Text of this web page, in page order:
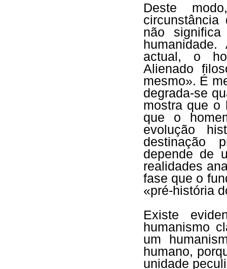
Deste
não
actual, o
Alienado
mesmo». É
degrada-se
mostra que o
que o
evolução
destinação
depende de
realidades
fase que o
«pré-história
Existe
humanismo
um
humano,
unidade